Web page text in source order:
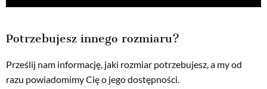
Potrzebujesz innego rozmiaru?
Prześlij nam informację, jaki rozmiar potrzebujesz, a my od
razu powiadomimy Cię o jego dostępności.